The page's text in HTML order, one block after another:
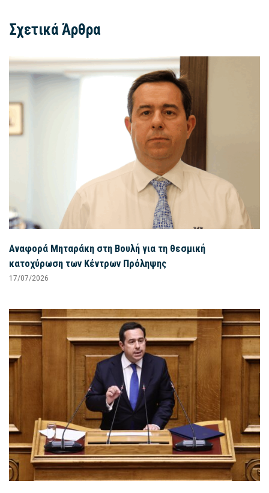
Σχετικά Άρθρα
Αναφορά Μηταράκη στη Βουλή για τη θεσμική
κατοχύρωση των Κέντρων Πρόληψης
17/07/2026